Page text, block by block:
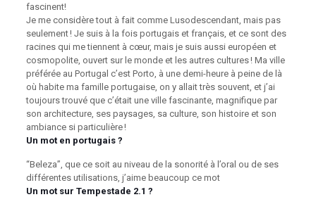
fascinent!
Je me considère tout à fait comme Lusodescendant, mais pas
seulement ! Je suis à la fois portugais et français, et ce sont des
racines qui me tiennent à cœur, mais je suis aussi européen et
cosmopolite, ouvert sur le monde et les autres cultures ! Ma ville
préférée au Portugal c’est Porto, à une demi-heure à peine de là
où habite ma famille portugaise, on y allait très souvent, et j’ai
toujours trouvé que c’était une ville fascinante, magnifique par
son architecture, ses paysages, sa culture, son histoire et son
ambiance si particulière !
Un mot en portugais ?
“Beleza”, que ce soit au niveau de la sonorité à l’oral ou de ses
différentes utilisations, j’aime beaucoup ce mot
Un mot sur Tempestade 2.1 ?